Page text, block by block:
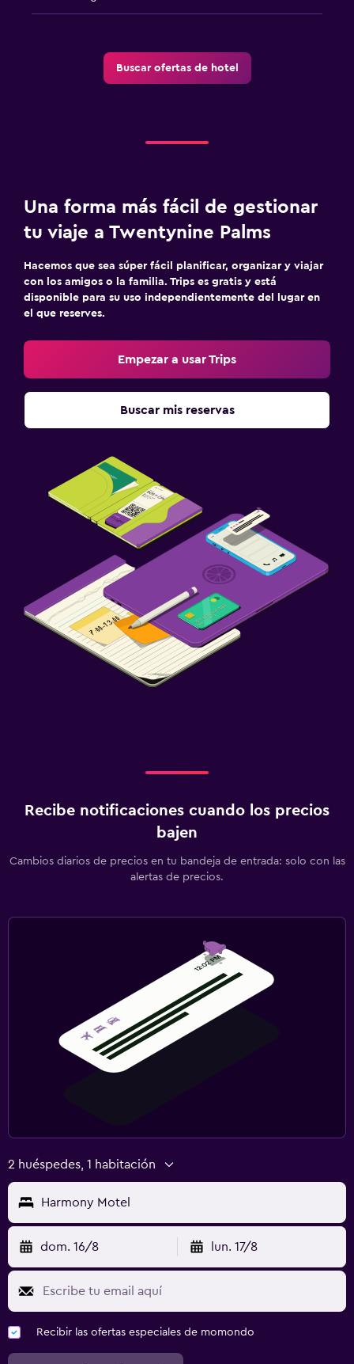
Buscar ofertas de hotel
Una forma más fácil de gestionar
tu viaje a Twentynine Palms
Hacemos que sea súper fácil planificar, organizar y viajar
con los amigos o la familia. Trips es gratis y está
disponible para su uso independientemente del lugar en
el que reserves.
Empezar a usar Trips
Buscar mis reservas
Recibe notificaciones cuando los precios
bajen
Cambios diarios de precios en tu bandeja de entrada: solo con las
alertas de precios.
2 huéspedes, 1 habitación
Harmony Motel
dom. 16/8 lun. 17/8
Recibir las ofertas especiales de momondo